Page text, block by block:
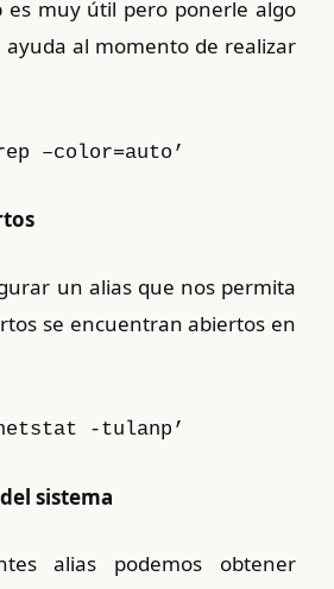
es muy útil pero ponerle algo
al momento de realizar
–color=auto’
un alias que nos permita
se encuentran abiertos en
-tulanp’
sistema
alias podemos obtener